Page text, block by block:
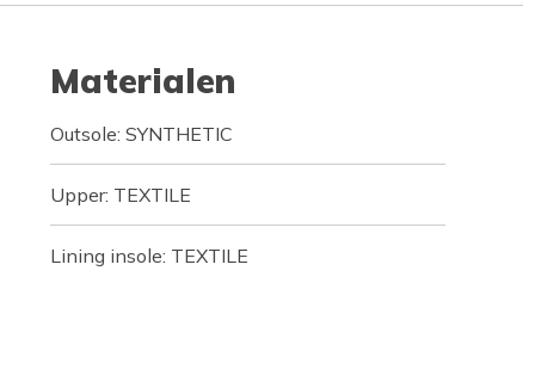
Materialen
Outsole: SYNTHETIC
Upper: TEXTILE
Lining insole: TEXTILE